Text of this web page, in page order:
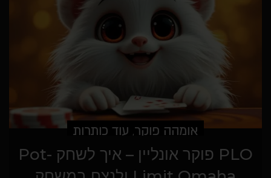
אומהה פוקר, עוד כותרות
PLO פוקר אונליין – איך לשחק Pot-